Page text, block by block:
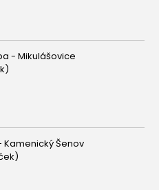
- Mikulášovice
Kamenický Šenov